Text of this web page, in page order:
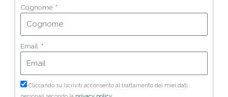
Cognome
Email
Cliccando su Iscriviti acconsento al trattamento dei miei dati